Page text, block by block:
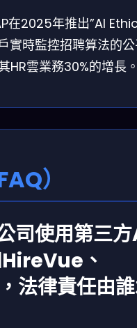
在2025年推出”AI
實時監控招聘算法的
HR雲業務30%的增長
）
司使用第三
、
法律責任由